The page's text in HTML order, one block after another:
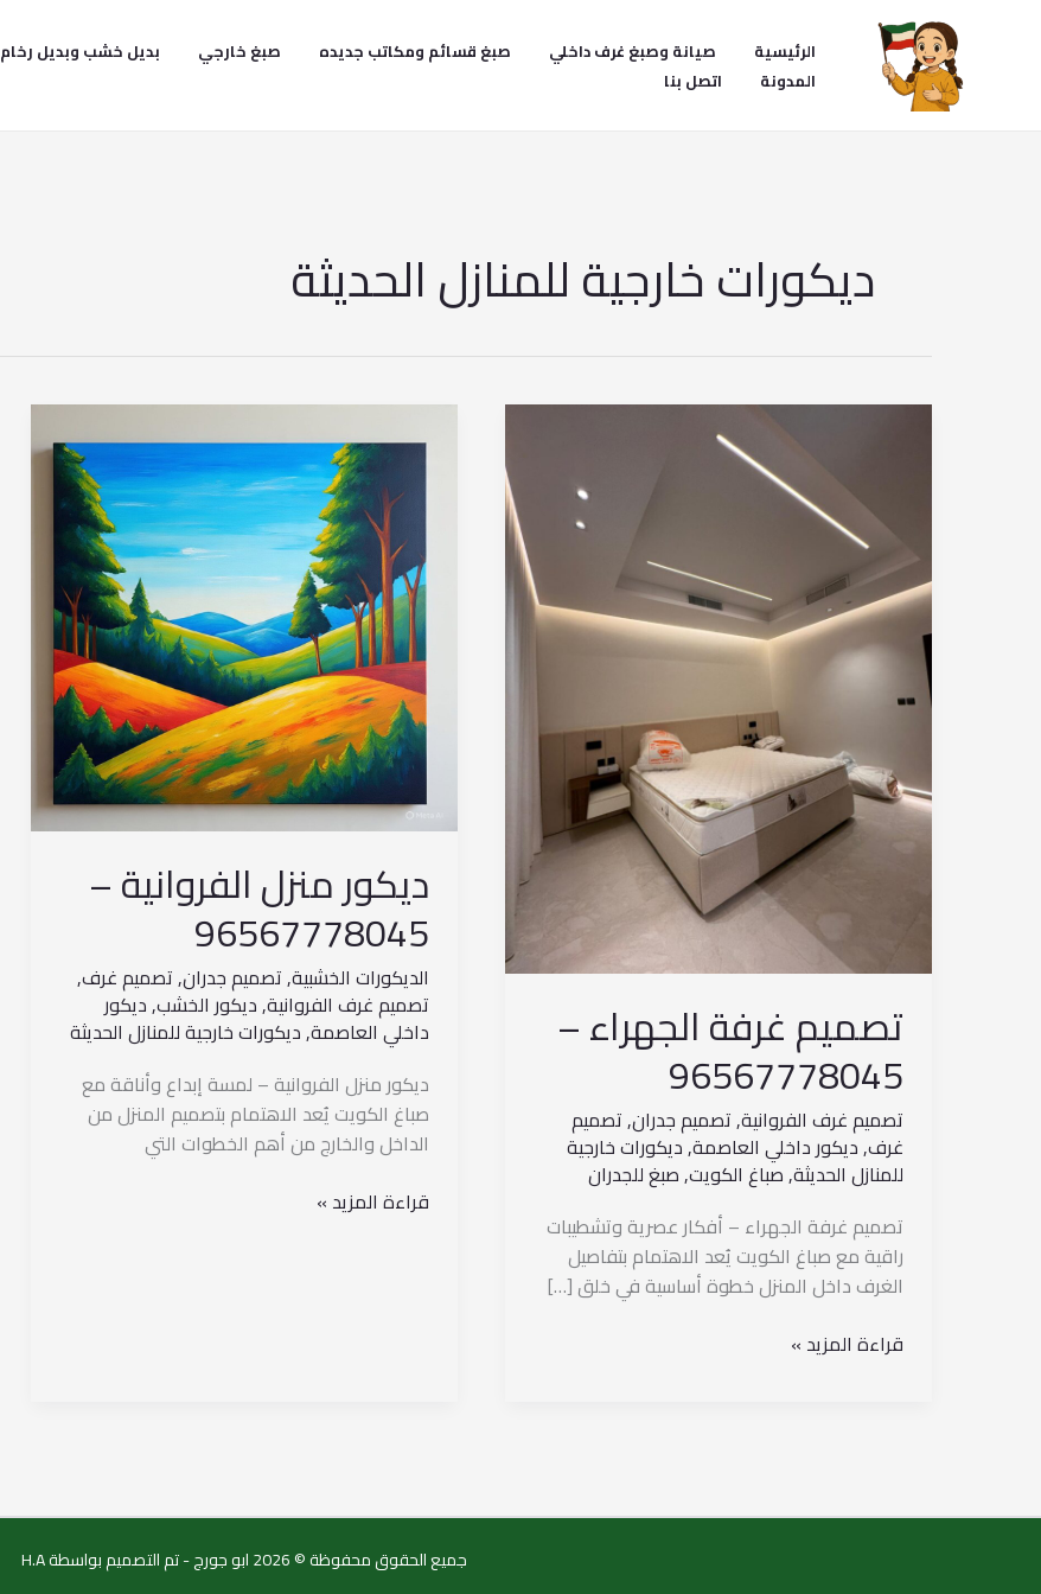
الرئيسية صيانة وصبغ غرف داخلي صبغ قسائم ومكاتب جديده صبغ خارجي بديل خشب وبديل رخام
المدونة
اتصل بنا
ديكورات خارجية للمنازل الحديثة
تصميم غرفة الجهراء –
96567778045
تصميم غرف الفروانية,تصميم جدران,تصميم
غرف,ديكور داخلي العاصمة,ديكورات خارجية
للمنازل الحديثة,صباغ الكويت,صبغ للجدران
تصميم غرفة الجهراء – أفكار عصرية وتشطيبات
راقية مع صباغ الكويت يُعد الاهتمام بتفاصيل
الغرف داخل المنزل خطوة أساسية في خلق […]
96567778045
قراءة المزيد »
ديكور منزل الفروانية –
96567778045
الديكورات الخشبية,تصميم جدران,تصميم غرف,
تصميم غرف الفروانية,ديكور الخشب,ديكور
داخلي العاصمة,ديكورات خارجية للمنازل الحديثة
ديكور منزل الفروانية – لمسة إبداع وأناقة مع
صباغ الكويت يُعد الاهتمام بتصميم المنزل من
الداخل والخارج من أهم الخطوات التي
منزل
الفروانية
96567778045
قراءة المزيد »
جميع الحقوق محفوظة © 2026 ابو جورج - تم التصميم بواسطة H.A